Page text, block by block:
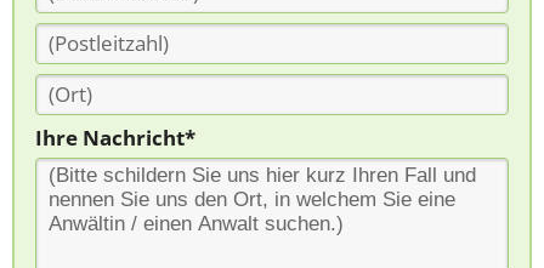
Ihre Nachricht*